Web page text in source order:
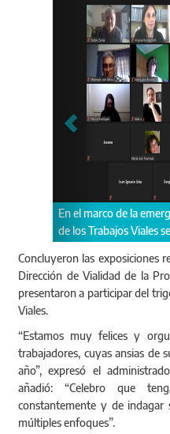
Eduardo Lavecchia,
“Segregación:
Concluyeron las exposiciones
Dirección de Vialidad de la
presentaron a participar del
Viales.
“Estamos muy felices y
trabajadores, cuyas ansias de
año”, expresó el
añadió: “Celebro que
constantemente y de
múltiples enfoques”.